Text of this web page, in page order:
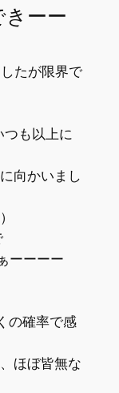
きーー
たが限界で
も以上に
向かいまし
ーーーー
の確率で感
ほぼ皆無な